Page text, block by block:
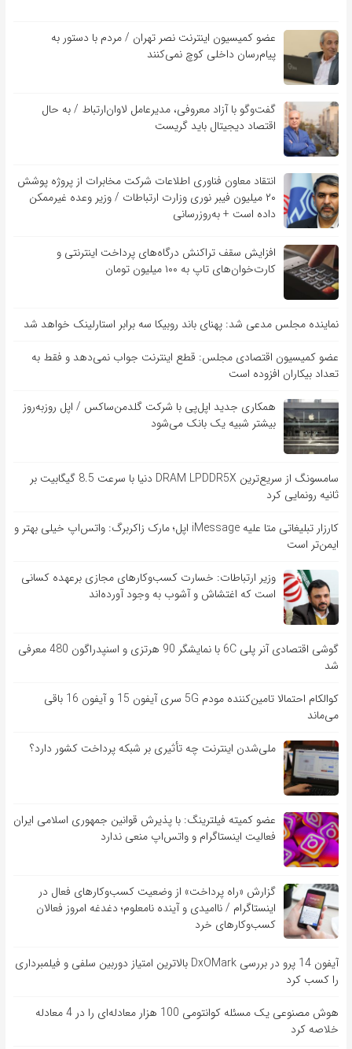
عضو کمیسیون اینترنت نصر تهران / مردم با دستور به
پیام‌رسان داخلی کوچ نمی‌کنند
گفت‌و‌گو با آزاد معروفی، مدیرعامل لاوان‌ارتباط / به حال
اقتصاد دیجیتال باید گریست
انتقاد معاون فناوری اطلاعات شرکت مخابرات از پروژه پوشش
۲۰ میلیون فیبر نوری وزارت ارتباطات / وزیر وعده غیرممکن
داده است + به‌روزرسانی
افزایش سقف تراکنش درگاه‌های پرداخت اینترنتی و
کارت‌خوان‌های تاپ به ۱۰۰ میلیون تومان
نماینده مجلس مدعی شد: پهنای باند روبیکا سه برابر استارلینک خواهد شد
عضو کمیسیون اقتصادی مجلس: قطع اینترنت جواب نمی‌دهد و فقط به
تعداد بیکاران افزوده است
همکاری جدید اپل‌پی با شرکت گلدمن‌ساکس / اپل روزبه‌روز
بیشتر شبیه یک بانک می‌شود
سامسونگ از سریع‌ترین DRAM LPDDR5X دنیا با سرعت 8.5 گیگابیت بر
ثانیه رونمایی کرد
کارزار تبلیغاتی متا علیه iMessage اپل؛ مارک زاکربرگ: واتس‌اپ خیلی بهتر و
ایمن‌تر است
وزیر ارتباطات: خسارت کسب‌وکارهای مجازی برعهده کسانی
است که اغتشاش و آشوب به وجود آورده‌اند
گوشی اقتصادی آنر پلی 6C با نمایشگر 90 هرتزی و اسنپدراگون 480 معرفی
شد
کوالکام احتمالا تامین‌کننده مودم 5G سری آیفون 15 و آیفون 16 باقی
می‌ماند
ملی‌شدن اینترنت چه تأثیری بر شبکه پرداخت کشور دارد؟
عضو کمیته فیلترینگ: با پذیرش قوانین جمهوری اسلامی ایران
فعالیت اینستاگرام و واتس‌اپ منعی ندارد
گزارش «راه پرداخت» از وضعیت کسب‌وکارهای فعال در
اینستاگرام / ناامیدی و آینده نامعلوم؛ دغدغه امروز فعالان
کسب‌وکارهای خرد
آیفون 14 پرو در بررسی DxOMark بالاترین امتیاز دوربین سلفی و فیلمبرداری
را کسب کرد
هوش مصنوعی یک مسئله کوانتومی 100 هزار معادله‌‎ای را در 4 معادله
خلاصه کرد